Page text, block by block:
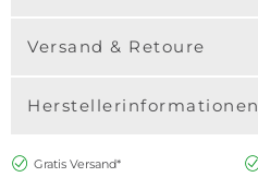
Versand & Retoure
Herstellerinformationen
Gratis Versand*